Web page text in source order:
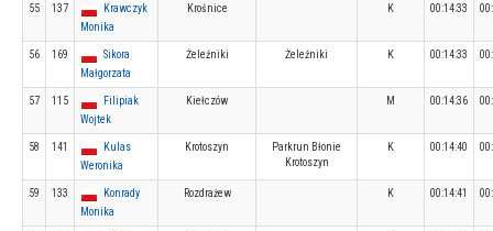
55 137
Krawczyk
Monika
Krośnice K 00:14:33
56 169
Sikora
Małgorzata
Żeleźniki Żeleźniki K 00:14:33
57 115
Filipiak
Wojtek
Kiełczów M 00:14:36
58 141
Kulas
Weronika
Krotoszyn
Parkrun Błonie
Krotoszyn
K 00:14:40
59 133
Konrady
Monika
Rozdrażew K 00:14:41